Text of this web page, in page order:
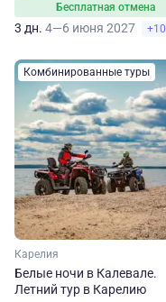
Бесплатная отмена
3 дн. 4—6 июня 2027 +10
Комбинированные туры
Карелия
Белые ночи в Калевале.
Летний тур в Карелию